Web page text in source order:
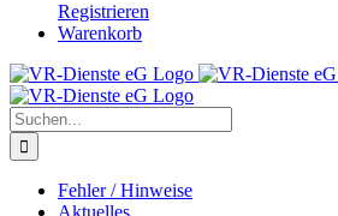
Registrieren
Warenkorb
Suche
nach:
Fehler / Hinweise
Aktuelles